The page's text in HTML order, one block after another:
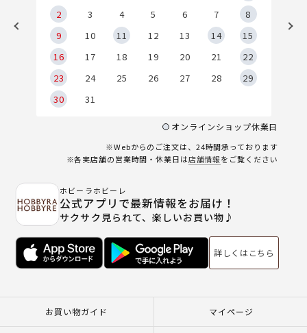
2
3 4 5 6 7
8
9
10 11 12 13 14
15
16
17 18 19 20 21
22
23
24 25 26 27 28
29
30
31
オンラインショップ休業日
※Webからのご注文は、24時間承っております
※各実店舗の営業時間・休業日は店舗情報をご覧ください
ホビーラホビーレ
公式アプリで最新情報をお届け！
サクサク見られて、楽しいお買い物♪
詳しくはこちら
お買い物ガイド マイページ